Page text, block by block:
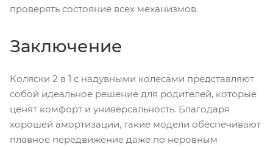
проверять состояние всех механизмов.
Заключение
Коляски 2 в 1 с надувными колесами представляют
собой идеальное решение для родителей, которые
ценят комфорт и универсальность. Благодаря
хорошей амортизации, такие модели обеспечивают
плавное передвижение даже по неровным